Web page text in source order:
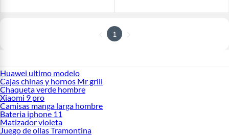
1
Huawei ultimo modelo
Cajas chinas y hornos Mr grill
Chaqueta verde hombre
Xiaomi 9 pro
Camisas manga larga hombre
Bateria iphone 11
Matizador violeta
Juego de ollas Tramontina